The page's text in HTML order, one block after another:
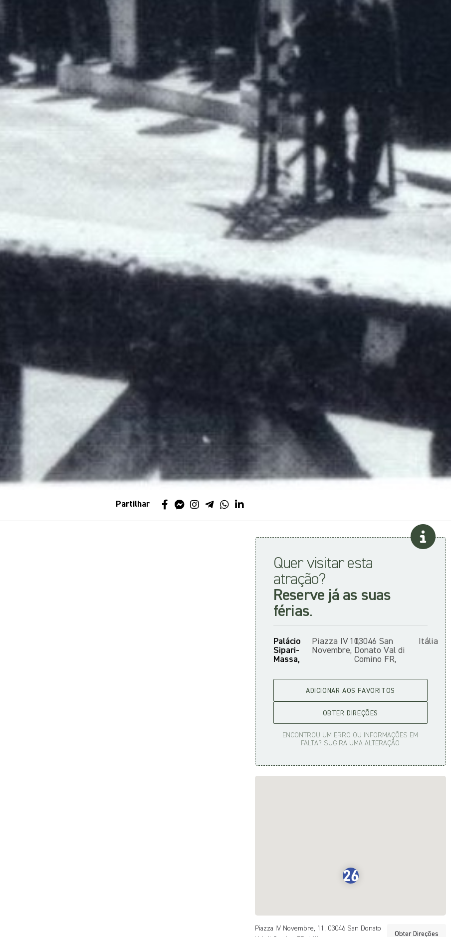
Partilhar
Quer visitar esta
atração?
Reserve já as suas
férias.
Palácio
Sipari-
Massa,
Piazza IV
Novembre,
11,03046 San
Donato Val di
Comino FR,
Itália
ADICIONAR AOS FAVORITOS
OBTER DIREÇÕES
ENCONTROU UM ERRO OU INFORMAÇÕES EM
FALTA? SUGIRA UMA ALTERAÇÃO
Piazza IV Novembre, 11, 03046 San Donato
Obter Direções